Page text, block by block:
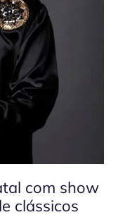
com show
clássicos